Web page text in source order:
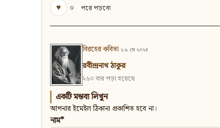
♥
০ পরে পড়বো
বিরহের কবিতা ১৬ মে ২০২৪
রবীন্দ্রনাথ ঠাকুর
২৬০ বার পড়া হয়েছে
একটি মন্তব্য লিখুন
আপনার ইমেইল ঠিকানা প্রকাশিত হবে না।
নাম*